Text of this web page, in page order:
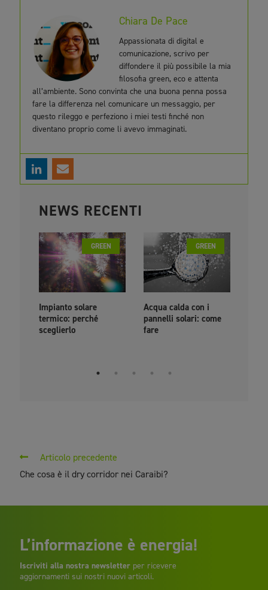
Chiara De Pace
Appassionata di digital e
comunicazione, scrivo per
diffondere il più possibile la mia
filosofia green, eco e attenta
all’ambiente. Sono convinta che una buona penna possa
fare la differenza nel comunicare un messaggio, per
questo rileggo e perfeziono i miei testi finché non
diventano proprio come li avevo immaginati.
NEWS RECENTI
GREEN
Impianto solare
termico: perché
sceglierlo
GREEN
Acqua calda con i
pannelli solari: come
fare
Articolo precedente
Che cosa è il dry corridor nei Caraibi?
L’informazione è energia!
Iscriviti alla nostra newsletterper ricevere
aggiornamenti sui nostri nuovi articoli.